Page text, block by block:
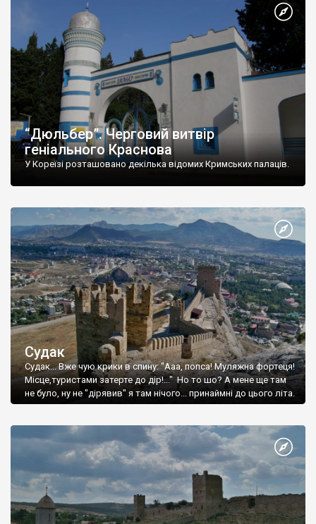
“Дюльбер”. Черговий витвір
геніального Краснова
У Кореїзі розташовано декілька відомих Кримських палаців.
Судак
Судак... Вже чую крики в спину: "Ааа, попса! Муляжна фортеця!
Місце,туристами затерте до дір!..." Но то шо? А мене ще там
не було, ну не "дірявив" я там нічого... принаймні до цього літа.